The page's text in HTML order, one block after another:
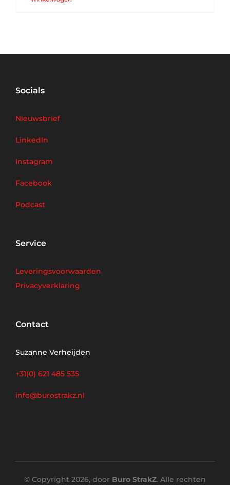
Socials
Nieuwsbrief
LinkedIn
Instagram
Facebook
Podcast
Service
Leveringsvoorwaarden
Privacyverklaring
Contact
Suzanne Verheijden
+31(0) 621 485 535
info@burostrakz.nl
© Copyright 2026, door Buro StrakZ. Alle rechten